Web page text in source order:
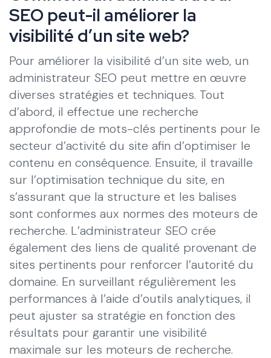
SEO peut-il améliorer la
visibilité d’un site web?
Pour améliorer la visibilité d’un site web, un
administrateur SEO peut mettre en œuvre
diverses stratégies et techniques. Tout
d’abord, il effectue une recherche
approfondie de mots-clés pertinents pour le
secteur d’activité du site afin d’optimiser le
contenu en conséquence. Ensuite, il travaille
sur l’optimisation technique du site, en
s’assurant que la structure et les balises
sont conformes aux normes des moteurs de
recherche. L’administrateur SEO crée
également des liens de qualité provenant de
sites pertinents pour renforcer l’autorité du
domaine. En surveillant régulièrement les
performances à l’aide d’outils analytiques, il
peut ajuster sa stratégie en fonction des
résultats pour garantir une visibilité
maximale sur les moteurs de recherche.